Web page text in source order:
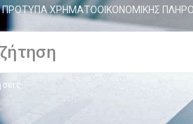
ΠΡΟΤΥΠΑ ΧΡΗΜΑΤΟΟΙΚΟΝΟΜΙΚΗΣ